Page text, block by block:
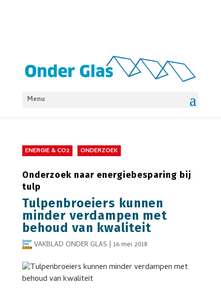
Menu
ENERGIE & CO2 ONDERZOEK
Onderzoek naar energiebesparing bij
tulp
Tulpenbroeiers kunnen
minder verdampen met
behoud van kwaliteit
VAKBLAD ONDER GLAS | 16 mei 2018